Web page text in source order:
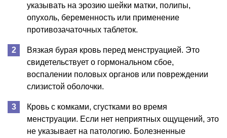
указывать на эрозию шейки матки, полипы,
опухоль, беременность или применение
противозачаточных таблеток.
Вязкая бурая кровь перед менструацией. Это
свидетельствует о гормональном сбое,
воспалении половых органов или повреждении
слизистой оболочки.
Кровь с комками, сгустками во время
менструации. Если нет неприятных ощущений, это
не указывает на патологию. Болезненные